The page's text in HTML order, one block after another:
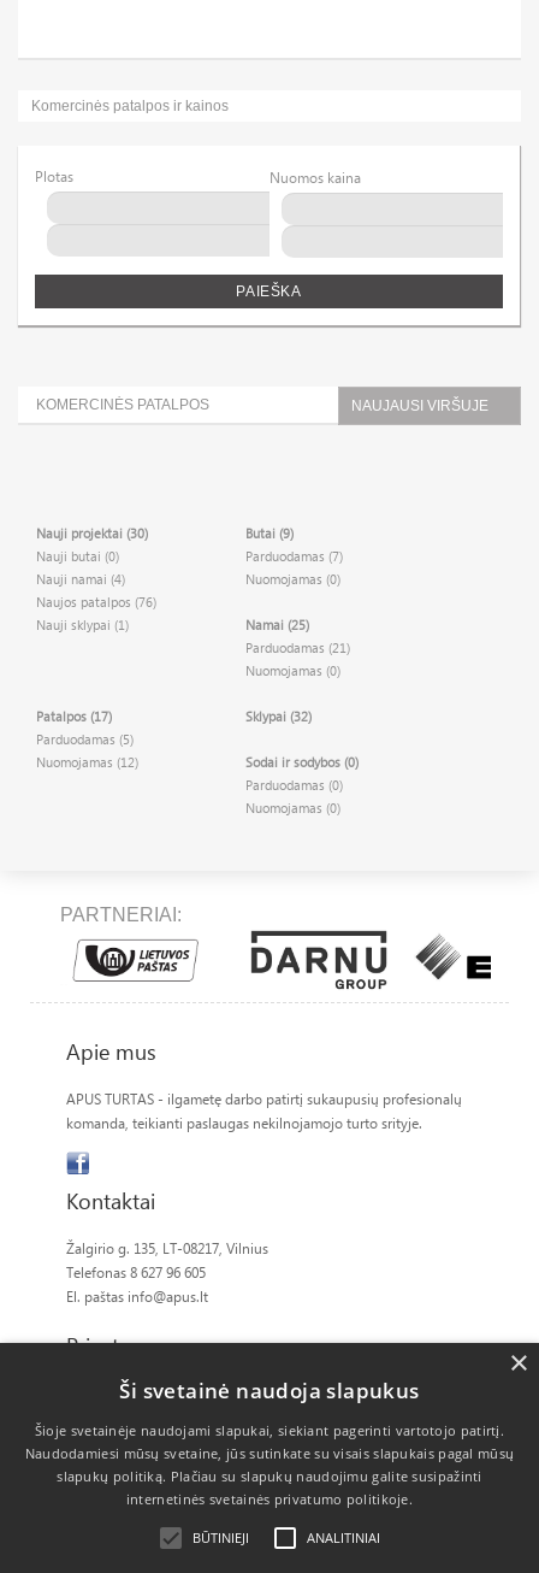
Komercinės patalpos ir kainos
Plotas Nuomos kaina
PAIEŠKA
KOMERCINĖS PATALPOS NAUJAUSI VIRŠUJE
Nauji projektai (30)
Nauji butai (0)
Nauji namai (4)
Naujos patalpos (76)
Nauji sklypai (1)
Butai (9)
Parduodamas (7)
Nuomojamas (0)
Namai (25)
Parduodamas (21)
Nuomojamas (0)
Patalpos (17)
Parduodamas (5)
Nuomojamas (12)
Sklypai (32)
Sodai ir sodybos (0)
Parduodamas (0)
Nuomojamas (0)
PARTNERIAI:
Apie mus
APUS TURTAS - ilgametę darbo patirtį sukaupusių profesionalų
komanda, teikianti paslaugas nekilnojamojo turto srityje.
Kontaktai
Žalgirio g. 135, LT-08217, Vilnius
Telefonas 8 627 96 605
El. paštas info@apus.lt
Privatumas
Slapukų politikaŠi svetainė naudoja slapukus
Šioje svetainėje naudojami slapukai, siekiant pagerinti vartotojo patirtį.
Naudodamiesi mūsų svetaine, jūs sutinkate su visais slapukais pagal mūsų
slapukų politiką. Plačiau su slapukų naudojimu galite susipažinti
internetinės svetainės privatumo politikoje.
BŪTINIEJI ANALITINIAI
×